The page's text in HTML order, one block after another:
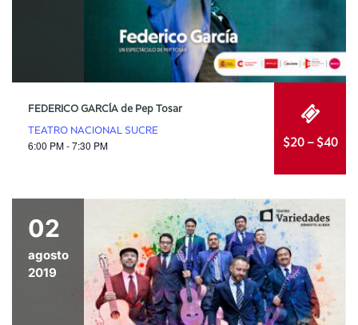
FEDERICO GARCÍA de Pep Tosar
TEATRO NACIONAL SUCRE
6:00 PM - 7:30 PM $20 – $40
02
agosto
2019